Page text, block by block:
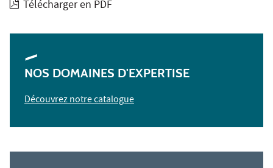
Télécharger en PDF
NOS DOMAINES D'EXPERTISE
Découvrez notre catalogue